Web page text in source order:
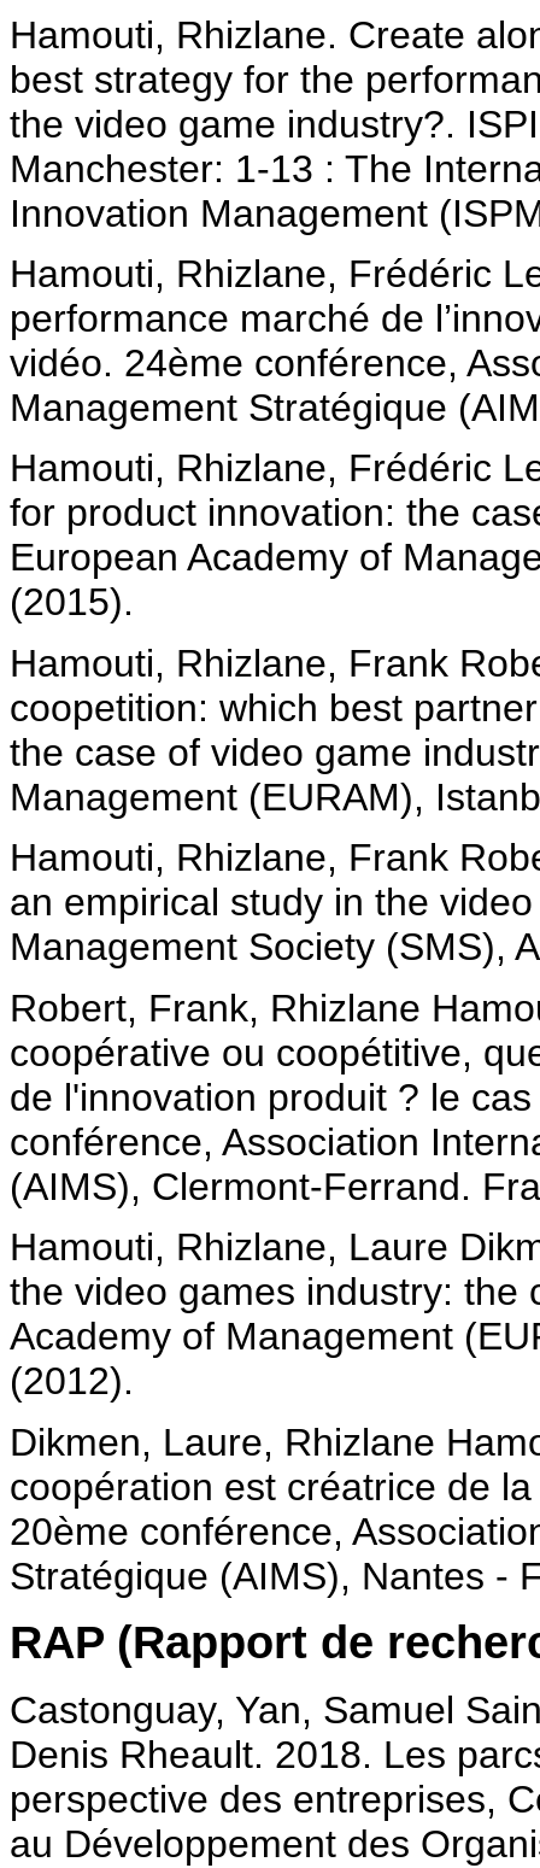
Hamouti, Rhizlane. Create
best strategy for the
the video game industry?.
Manchester: 1-13 : The
Innovation Management
Hamouti, Rhizlane, Frédéric
performance marché de
vidéo. 24ème conférence,
Management Stratégique
Hamouti, Rhizlane, Frédéric
for product innovation: the
European Academy of
(2015).
Hamouti, Rhizlane, Frank
coopetition: which best
the case of video game
Management (EURAM),
Hamouti, Rhizlane, Frank
an empirical study in the
Management Society (SMS),
Robert, Frank, Rhizlane
coopérative ou coopétitive,
de l'innovation produit ? le
conférence, Association
(AIMS), Clermont-Ferrand.
Hamouti, Rhizlane, Laure
the video games industry: the
Academy of Management
(2012).
Dikmen, Laure, Rhizlane
coopération est créatrice de
20ème conférence,
Stratégique (AIMS), Nantes -
RAP (Rapport de
Castonguay, Yan, Samuel
Denis Rheault. 2018. Les
perspective des entreprises,
au Développement des